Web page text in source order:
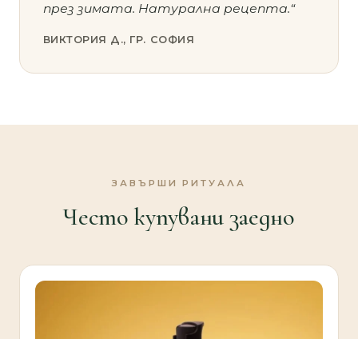
през зимата. Натурална рецепта.“
ВИКТОРИЯ Д., ГР. СОФИЯ
ЗАВЪРШИ РИТУАЛА
Често купувани заедно